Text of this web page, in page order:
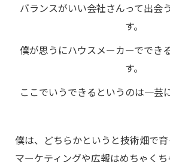
バランスがいい会社さんって出会
す。
僕が思うにハウスメーカーででき
す。
ここでいうできるというのは一芸
僕は、どちらかというと技術畑で育
マーケティングや広報はめちゃく